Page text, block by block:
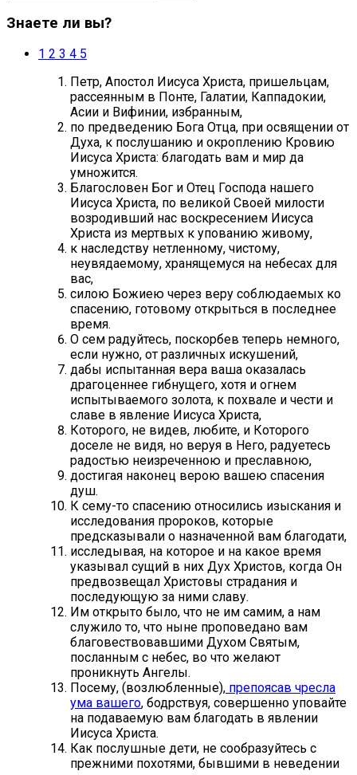
Знаете ли вы?
1 2 3 4 5
Петр, Апостол Иисуса Христа, пришельцам,
рассеянным в Понте, Галатии, Каппадокии,
Асии и Вифинии, избранным,
по предведению Бога Отца, при освящении от
Духа, к послушанию и окроплению Кровию
Иисуса Христа: благодать вам и мир да
умножится.
Благословен Бог и Отец Господа нашего
Иисуса Христа, по великой Своей милости
возродивший нас воскресением Иисуса
Христа из мертвых к упованию живому,
к наследству нетленному, чистому,
неувядаемому, хранящемуся на небесах для
вас,
силою Божиею через веру соблюдаемых ко
спасению, готовому открыться в последнее
время.
О сем радуйтесь, поскорбев теперь немного,
если нужно, от различных искушений,
дабы испытанная вера ваша оказалась
драгоценнее гибнущего, хотя и огнем
испытываемого золота, к похвале и чести и
славе в явление Иисуса Христа,
Которого, не видев, любите, и Которого
доселе не видя, но веруя в Него, радуетесь
радостью неизреченною и преславною,
достигая наконец верою вашею спасения
душ.
К сему-то спасению относились изыскания и
исследования пророков, которые
предсказывали о назначенной вам благодати,
исследывая, на которое и на какое время
указывал сущий в них Дух Христов, когда Он
предвозвещал Христовы страдания и
последующую за ними славу.
Им открыто было, что не им самим, а нам
служило то, что ныне проповедано вам
благовествовавшими Духом Святым,
посланным с небес, во что желают
проникнуть Ангелы.
Посему, (возлюбленные), препоясав чресла
ума вашего, бодрствуя, совершенно уповайте
на подаваемую вам благодать в явлении
Иисуса Христа.
Как послушные дети, не сообразуйтесь с
прежними похотями, бывшими в неведении